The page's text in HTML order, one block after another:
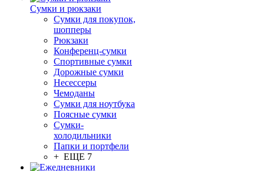
Сумки и рюкзаки
Сумки для покупок,
шопперы
Рюкзаки
Конференц-сумки
Спортивные сумки
Дорожные сумки
Несессеры
Чемоданы
Сумки для ноутбука
Поясные сумки
Сумки-
холодильники
Папки и портфели
+ ЕЩЕ 7